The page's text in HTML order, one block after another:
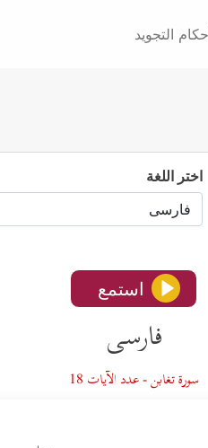
التجويد
اختر اللغة
استمع
فارسى
سورة تغابن - عدد الآيات 18